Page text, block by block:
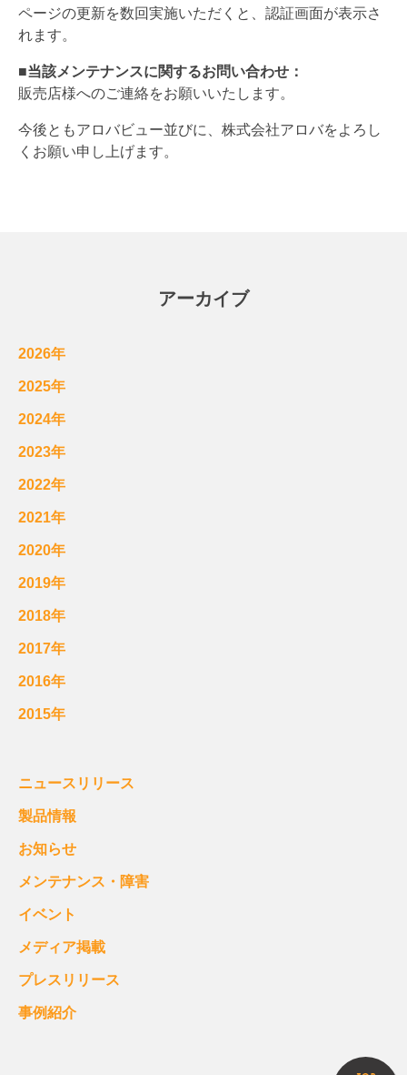
ページの更新を数回実施いただくと、認証画面が表示さ
れます。
■当該メンテナンスに関するお問い合わせ：
販売店様へのご連絡をお願いいたします。
今後ともアロバビュー並びに、株式会社アロバをよろし
くお願い申し上げます。
アーカイブ
2026年
2025年
2024年
2023年
2022年
2021年
2020年
2019年
2018年
2017年
2016年
2015年
ニュースリリース
製品情報
お知らせ
メンテナンス・障害
イベント
メディア掲載
プレスリリース
事例紹介